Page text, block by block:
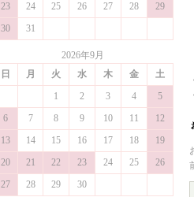
23
24 25 26 27 28
29
30
31
2026年9月
日
月 火 水 木 金
土
1
2 3 4
5
6
7 8 9 10 11
12
13
14 15 16 17 18
19
20
21 22 23 24 25
26
27
28 29
30